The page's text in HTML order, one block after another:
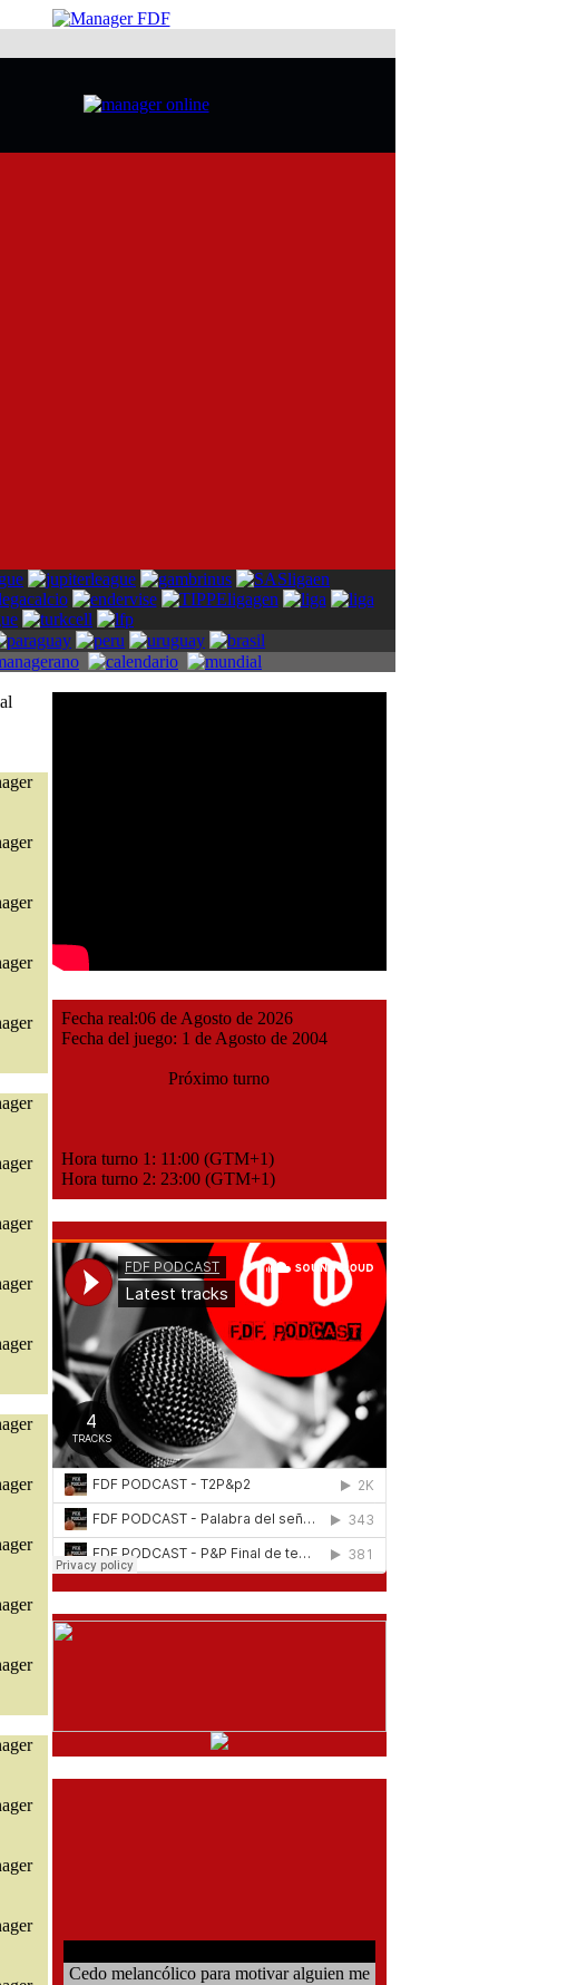
Fecha real:06 de Agosto de 2026
Fecha del juego: 1 de Agosto de 2004
Próximo turno
Hora turno 1: 11:00 (GTM+1)
Hora turno 2: 23:00 (GTM+1)
Cedo melancólico para motivar alguien me